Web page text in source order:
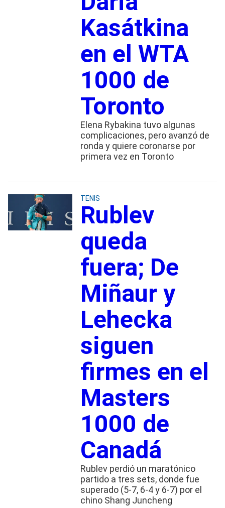
Kasátkina
en el WTA
1000 de
Toronto
Elena Rybakina tuvo algunas
complicaciones, pero avanzó de
ronda y quiere coronarse por
primera vez en Toronto
TENIS
Rublev
queda
fuera; De
Miñaur y
Lehecka
siguen
firmes en el
Masters
1000 de
Canadá
Rublev perdió un maratónico
partido a tres sets, donde fue
superado (5-7, 6-4 y 6-7) por el
chino Shang Juncheng